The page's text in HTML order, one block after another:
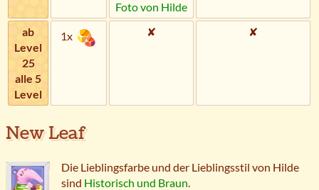
Foto von Hilde
ab
Level
25
alle 5
Level
1x ✘ ✘
New Leaf
Die Lieblingsfarbe und der Lieblingsstil von Hilde
sind Historisch und Braun